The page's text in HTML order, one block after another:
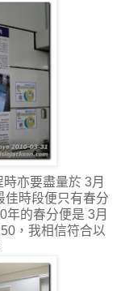
亦要盡量於 3月
佳時段便只有春分
年的春分便是 3月
，我相信符合以